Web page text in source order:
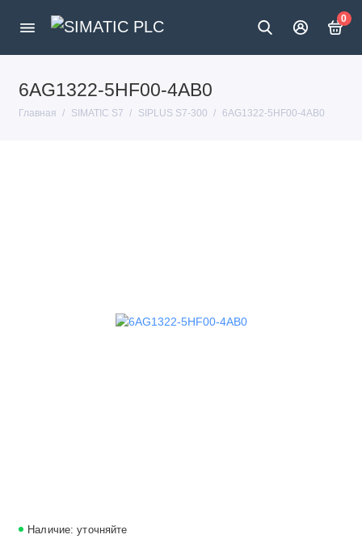
0
6AG1322-5HF00-4AB0
Главная SIMATIC S7 SIPLUS S7-300 6AG1322-5HF00-4AB0
Наличие: уточняйте